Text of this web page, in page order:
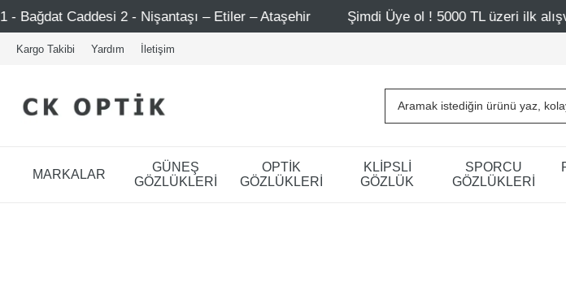
- Nişantaşı – Etiler – Ataşehir Şimdi Üye ol ! 5000 TL üzeri ilk alışverişinde 500 TL
Kargo Takibi Yardım İletişim
MARKALAR
GÜNEŞ
GÖZLÜKLERİ
OPTİK
GÖZLÜKLERİ
KLİPSLİ
GÖZLÜK
SPORCU
GÖZLÜKLERİ